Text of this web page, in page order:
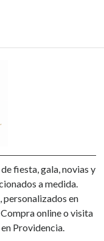
fiesta, gala, novias y
a medida.
personalizados en
online o visita
Providencia.